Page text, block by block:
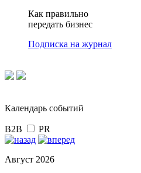
Как правильно
передать бизнес
Подписка на журнал
Календарь событий
B2B PR
Август 2026